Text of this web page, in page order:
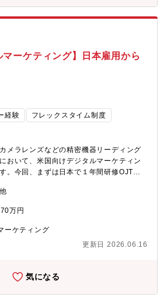
立場として業務に就いて頂きます。【１
】1年間の目的は、単なるマーケティング
く、「本社と現地のハブ」としての信頼
ち込むべき「デジタル変革の型」の習得
な到達レベル】（1年後）?スキル面： 当
ング運用フローを一人で完結で
に改善提案ができる状態。?マイ
る状態。?具体的な項目Phase 1: 企業理
企業理念、歴史、製品知識の習得・本社
関係構築・本社意思決定プロセスの理解
習得・社内ネットワーク構築Phase 2: デ
月 ・同社のデジタル戦略・ツールの習
合デジタル施策の分析・データ分析手法
等） ・現地市場の競合分析レポート
ロット 7-12ヶ月 ・現地法人向けの小規
ン協業・折衝 ・パイロット施策のKPI達
からの定性評価（「彼/彼女なら受け入れ
数 Marketing Communications / 担当本
内デジタルマーケティング担当人数 ２
部門長Marketing 担当本部長となりま
プライム市場、資本金69億23百万円、売
年12月期)を誇る精密光学メーカーで
マーケティング】日本雇用から
経験
フレックスタイム制度
メラレンズなどの精密機器リーディング
おいて、米国向けデジタルマーケティン
。今回、まずは日本で１年間研修OJT
説明いただけます）☆なにかしらのデジ
ある方を歓迎しまして、業務としては多
現地法人の管轄市場（EU全域、直販体
ンド交換レンズ（BtoC製品）、監視用等
社WebサイトやSNS運営最適化、CRM導
験を積んだ後、ドイツ現地法人の現地社
勤務。現地法人のデジタルマーケティン
て業務に就いて頂きます。【１年間の日
万円
ーケティング
更新日 2026.06.16
気になる